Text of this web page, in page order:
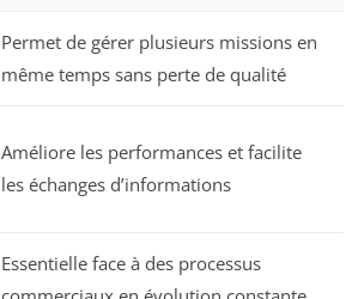
Permet de gérer plusieurs missions en
même temps sans perte de qualité
Améliore les performances et facilite
les échanges d’informations
Essentielle face à des processus